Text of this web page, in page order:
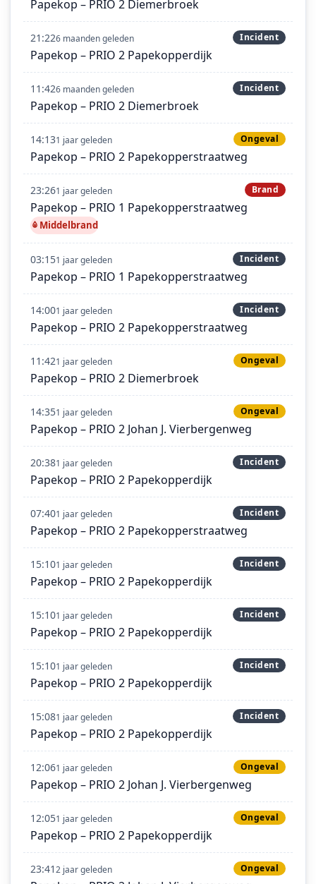
Papekop – PRIO 2 Diemerbroek
21:226 maanden geleden Incident
Papekop – PRIO 2 Papekopperdijk
11:426 maanden geleden Incident
Papekop – PRIO 2 Diemerbroek
14:131 jaar geleden Ongeval
Papekop – PRIO 2 Papekopperstraatweg
23:261 jaar geleden Brand
Papekop – PRIO 1 Papekopperstraatweg
Middelbrand
03:151 jaar geleden Incident
Papekop – PRIO 1 Papekopperstraatweg
14:001 jaar geleden Incident
Papekop – PRIO 2 Papekopperstraatweg
11:421 jaar geleden Ongeval
Papekop – PRIO 2 Diemerbroek
14:351 jaar geleden Ongeval
Papekop – PRIO 2 Johan J. Vierbergenweg
20:381 jaar geleden Incident
Papekop – PRIO 2 Papekopperdijk
07:401 jaar geleden Incident
Papekop – PRIO 2 Papekopperstraatweg
15:101 jaar geleden Incident
Papekop – PRIO 2 Papekopperdijk
15:101 jaar geleden Incident
Papekop – PRIO 2 Papekopperdijk
15:101 jaar geleden Incident
Papekop – PRIO 2 Papekopperdijk
15:081 jaar geleden Incident
Papekop – PRIO 2 Papekopperdijk
12:061 jaar geleden Ongeval
Papekop – PRIO 2 Johan J. Vierbergenweg
12:051 jaar geleden Ongeval
Papekop – PRIO 2 Papekopperdijk
23:412 jaar geleden Ongeval